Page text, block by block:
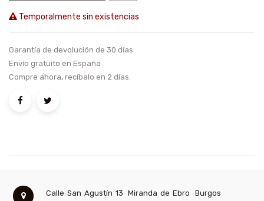
Temporalmente sin existencias
Garantía de devolución de 30 días
Envío gratuito en España
Compre ahora, recíbalo en 2 días.
Calle San Agustín 13 Miranda de Ebro
Burgos